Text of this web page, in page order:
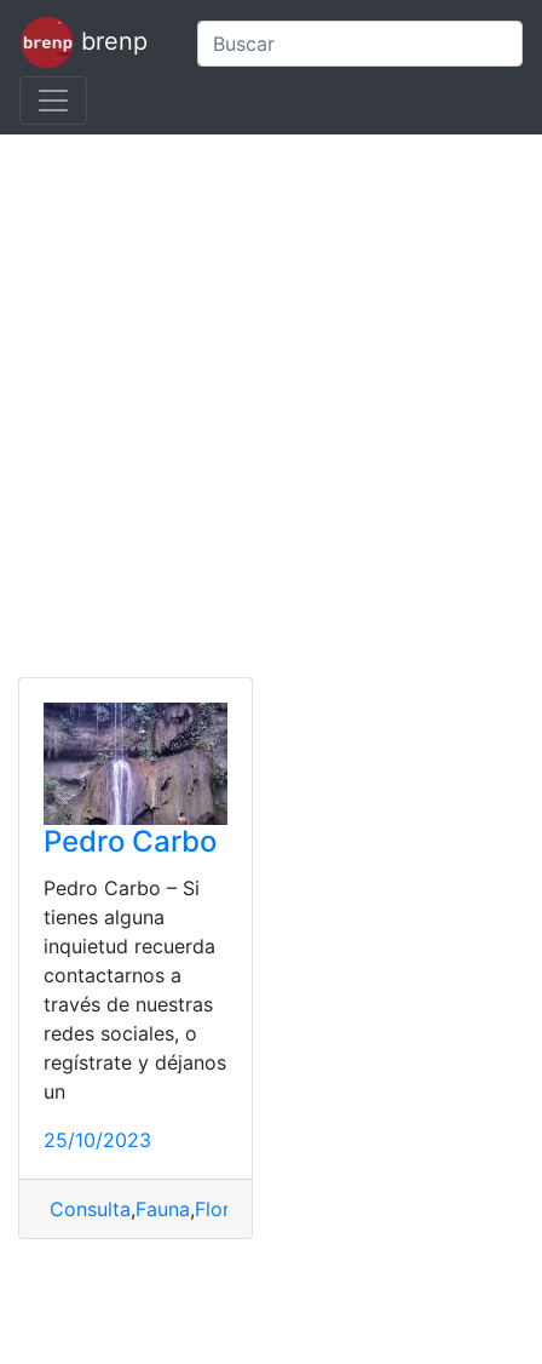
brenp
Pedro Carbo
Pedro Carbo – Si
tienes alguna
inquietud recuerda
contactarnos a
través de nuestras
redes sociales, o
regístrate y déjanos
un
25/10/2023
Consulta,Fauna,Flora y fauna